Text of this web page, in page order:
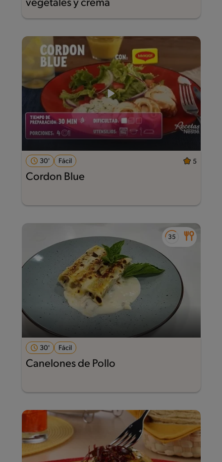
vegetales y crema
30' Fácil 5
Cordon Blue
30' Fácil
Canelones de Pollo